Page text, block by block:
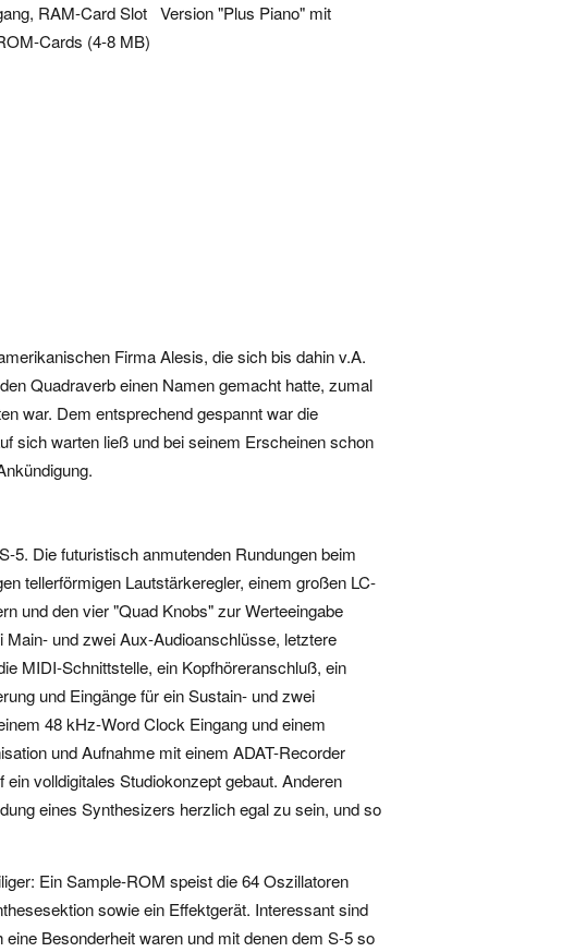
RAM-Card Slot Version "Plus Piano" mit
Cards (4-8 MB)
Firma Alesis, die sich bis dahin v.A.
Quadraverb einen Namen gemacht hatte, zumal
war. Dem entsprechend gespannt war die
sich warten ließ und bei seinem Erscheinen schon
5. Die futuristisch anmutenden Rundungen beim
tellerförmigen Lautstärkeregler, einem großen LC-
und den vier "Quad Knobs" zur Werteeingabe
und zwei Aux-Audioanschlüsse, letztere
MIDI-Schnittstelle, ein Kopfhöreranschluß, ein
und Eingänge für ein Sustain- und zwei
48 kHz-Word Clock Eingang und einem
und Aufnahme mit einem ADAT-Recorder
volldigitales Studiokonzept gebaut. Anderen
eines Synthesizers herzlich egal zu sein, und so
Ein Sample-ROM speist die 64 Oszillatoren
sowie ein Effektgerät. Interessant sind
Besonderheit waren und mit denen dem S-5 so